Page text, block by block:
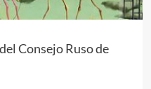
Consejo Ruso de